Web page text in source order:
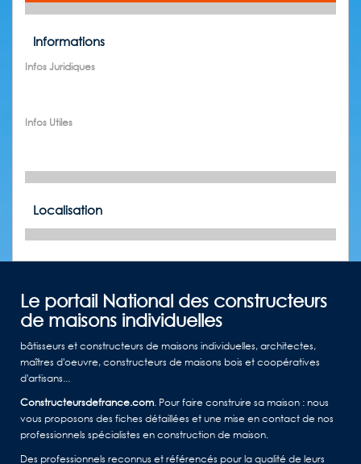
Informations
Infos Juridiques
Infos Utiles
Localisation
Le portail National des constructeurs
de maisons individuelles
bâtisseurs et constructeurs de maisons individuelles, architectes,
maîtres d'oeuvre, constructeurs de maisons bois et coopératives
d'artisans...
Constructeursdefrance.com. Pour faire construire sa maison : nous
vous proposons des fiches détaillées et une mise en contact de nos
professionnels spécialistes en construction de maison.
Des professionnels reconnus et référencés pour la qualité de leurs